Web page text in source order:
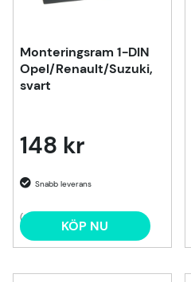
Monteringsram 1-DIN
Opel/Renault/Suzuki,
svart
148 kr
(2) KÖP NU